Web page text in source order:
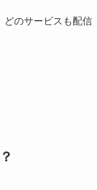
のサービスも配信